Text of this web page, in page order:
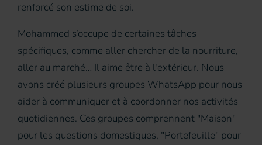
renforcé son estime de soi.
Mohammed s’occupe de certaines tâches
spécifiques, comme aller chercher de la nourriture,
aller au marché… Il aime être à l'extérieur. Nous
avons créé plusieurs groupes WhatsApp pour nous
aider à communiquer et à coordonner nos activités
quotidiennes. Ces groupes comprennent "Maison"
pour les questions domestiques, "Portefeuille" pour